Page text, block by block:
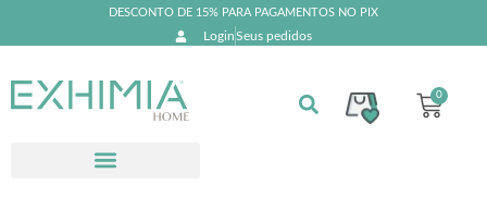
DESCONTO DE 15% PARA PAGAMENTOS NO PIX
LoginSeus pedidos
0